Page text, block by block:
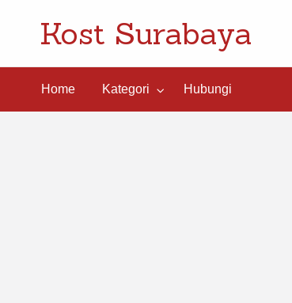
Kost Surabaya
Home Kategori Hubungi